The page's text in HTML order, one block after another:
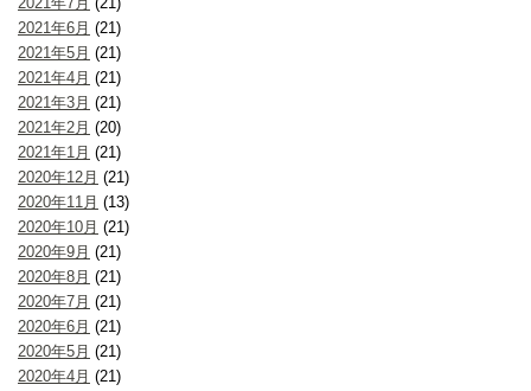
2021年6月 (21)
2021年5月 (21)
2021年4月 (21)
2021年3月 (21)
2021年2月 (20)
2021年1月 (21)
2020年12月 (21)
2020年11月 (13)
2020年10月 (21)
2020年9月 (21)
2020年8月 (21)
2020年7月 (21)
2020年6月 (21)
2020年5月 (21)
2020年4月 (21)